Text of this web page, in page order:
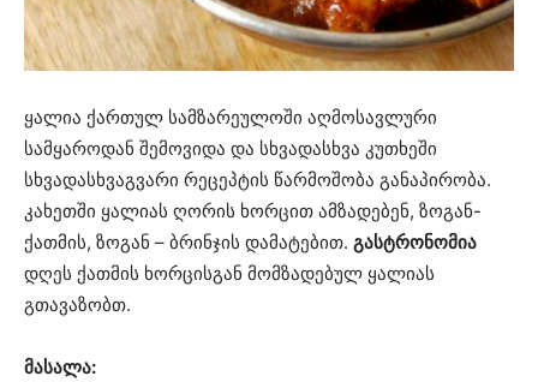
ყალია ქართულ სამზარეულოში აღმოსავლური
სამყაროდან შემოვიდა და სხვადასხვა კუთხეში
სხვადასხვაგვარი რეცეპტის წარმოშობა განაპირობა.
კახეთში ყალიას ღორის ხორცით ამზადებენ, ზოგან-
ქათმის, ზოგან – ბრინჯის დამატებით. გასტრონომია
დღეს ქათმის ხორცისგან მომზადებულ ყალიას
გთავაზობთ.
მასალა: